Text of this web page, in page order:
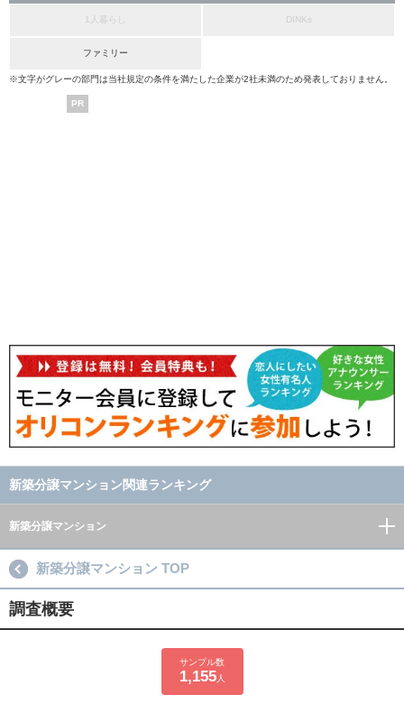
1人暮らし DINKs
ファミリー
※文字がグレーの部門は当社規定の条件を満たした企業が2社未満のため発表しておりません。
PR
新築分譲マンション関連ランキング
新築分譲マンション
新築分譲マンション TOP
調査概要
サンプル数
1,155人